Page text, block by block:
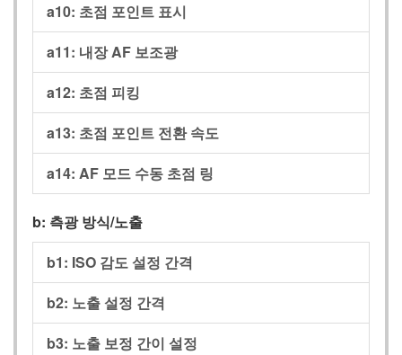
a10: 초점 포인트 표시
a11: 내장 AF 보조광
a12: 초점 피킹
a13: 초점 포인트 전환 속도
a14: AF 모드 수동 초점 링
b: 측광 방식/노출
b1: ISO 감도 설정 간격
b2: 노출 설정 간격
b3: 노출 보정 간이 설정